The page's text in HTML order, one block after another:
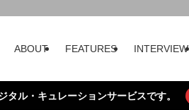
ABOUT FEATURES INTERVIEW
ル・キュレーションサービスです。